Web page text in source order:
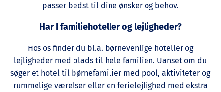
passer bedst til dine ønsker og behov.
Har I familiehoteller og lejligheder?
Hos os finder du bl.a. børnevenlige hoteller og
lejligheder med plads til hele familien. Uanset om du
søger et hotel til børnefamilier med pool, aktiviteter og
rummelige værelser eller en ferielejlighed med ekstra